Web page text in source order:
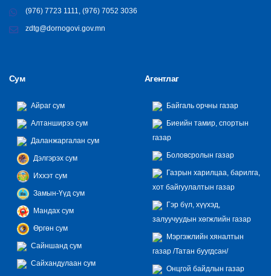
(976) 7723 1111, (976) 7052 3036
zdtg@dornogovi.gov.mn
Сум
Айраг сум
Алтанширээ сум
Даланжаргалан сум
Дэлгэрэх сум
Иххэт сум
Замын-Үүд сум
Мандах сум
Өргөн сум
Сайншанд сум
Сайхандулаан сум
Агентлаг
Байгаль орчны газар
Биеийн тамир, спортын
газар
Боловсролын газар
Газрын харилцаа, барилга,
хот байгуулалтын газар
Гэр бүл, хүүхэд,
залуучуудын хөгжлийн газар
Мэргэжлийн хяналтын
газар /Татан буугдсан/
Онцгой байдлын газар